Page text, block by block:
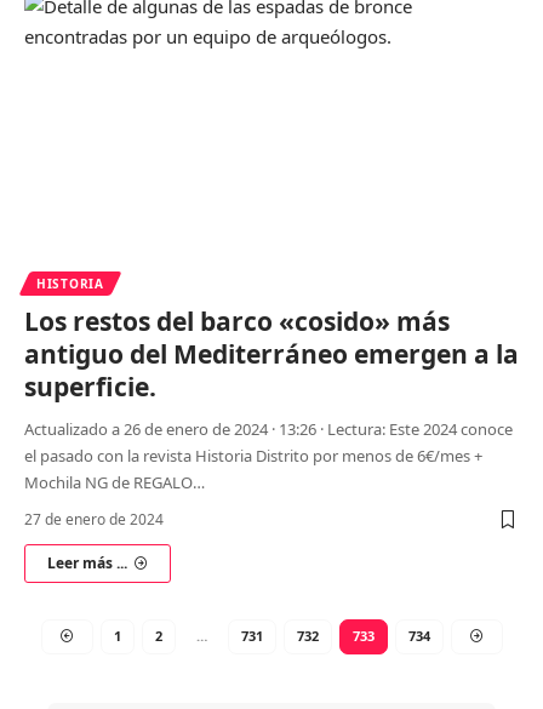
HISTORIA
Los restos del barco «cosido» más
antiguo del Mediterráneo emergen a la
superficie.
Actualizado a 26 de enero de 2024 · 13:26 · Lectura: Este 2024 conoce
el pasado con la revista Historia Distrito por menos de 6€/mes +
Mochila NG de REGALO…
27 de enero de 2024
Leer más ...
1 2 … 731 732 733 734